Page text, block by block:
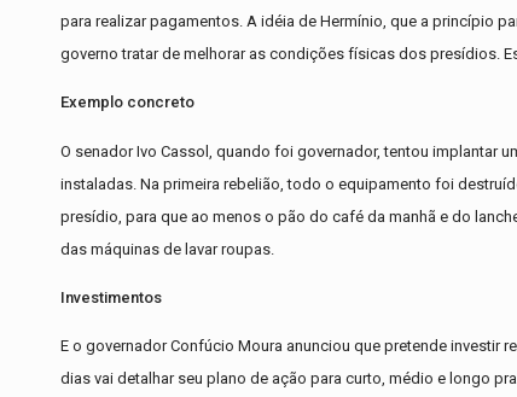
para realizar pagamentos. A idéia de Hermínio, que a princípio
governo tratar de melhorar as condições físicas dos presídios.
Exemplo concreto
O senador Ivo Cassol, quando foi governador, tentou implantar
instaladas. Na primeira rebelião, todo o equipamento foi
presídio, para que ao menos o pão do café da manhã e do
das máquinas de lavar roupas.
Investimentos
E o governador Confúcio Moura anunciou que pretende investir
dias vai detalhar seu plano de ação para curto, médio e longo